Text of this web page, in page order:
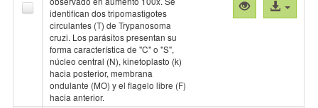
identifican dos tripomastigotes
circulantes (T) de Trypanosoma
cruzi. Los parásitos presentan su
forma característica de "C" o "S",
núcleo central (N), kinetoplasto (k)
hacia posterior, membrana
ondulante (MO) y el flagelo libre (F)
hacia anterior.
Vista
previa
Acceso
al